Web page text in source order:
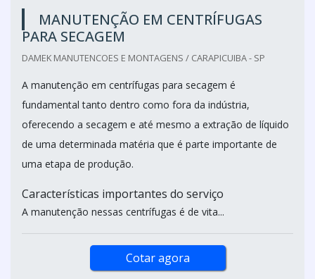
MANUTENÇÃO EM CENTRÍFUGAS
PARA SECAGEM
DAMEK MANUTENCOES E MONTAGENS / CARAPICUIBA - SP
A manutenção em centrífugas para secagem é
fundamental tanto dentro como fora da indústria,
oferecendo a secagem e até mesmo a extração de líquido
de uma determinada matéria que é parte importante de
uma etapa de produção.
Características importantes do serviço
A manutenção nessas centrífugas é de vita...
Cotar agora